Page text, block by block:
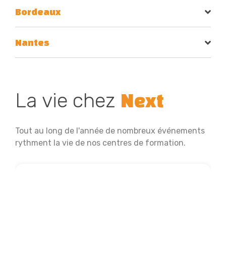
Bordeaux
Nantes
La vie chez Next
Tout au long de l'année de nombreux événements
rythment la vie de nos centres de formation.